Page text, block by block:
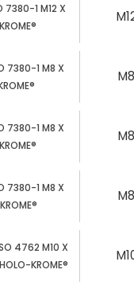
1 M12 X
1 M8 X
M8
1 M8 X
M8
1 M8 X
M8
4762 M10 X
KROME®